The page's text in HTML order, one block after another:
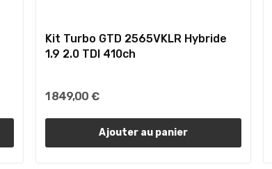
Kit Turbo GTD 2565VKLR Hybride
1.9 2.0 TDI 410ch
1 849,00 €
Ajouter au panier